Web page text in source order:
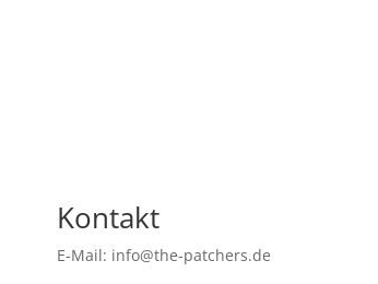
Kontakt
E-Mail: info@the-patchers.de